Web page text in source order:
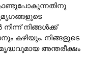
നിങ്ങൾക്ക്
കഴിയും. നിങ്ങളുടെ
അന്തരീക്ഷം